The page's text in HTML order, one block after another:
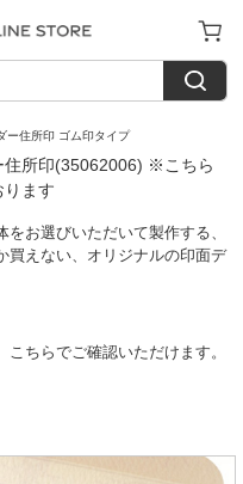
ー住所印 ゴム印タイプ
住所印(35062006) ※こちら
ります
お選びいただいて製作する、
買えない、オリジナルの印面デ
こちらでご確認いただけます。